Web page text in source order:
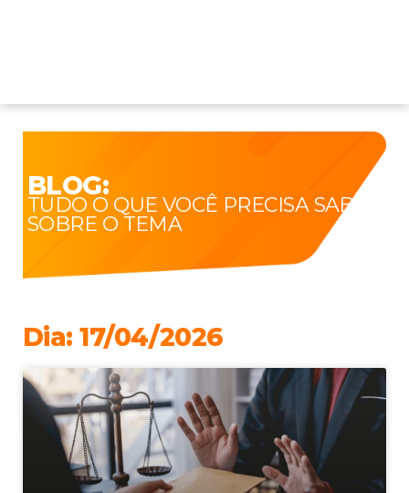
BLOG:
TUDO O QUE VOCÊ PRECISA SABER
SOBRE O TEMA
Dia: 17/04/2026